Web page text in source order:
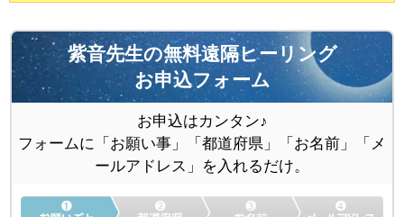
紫音先生の無料遠隔ヒーリング
お申込フォーム
お申込はカンタン♪
フォームに「お願い事」「都道府県」「お名前」「メ
ールアドレス」を入れるだけ。